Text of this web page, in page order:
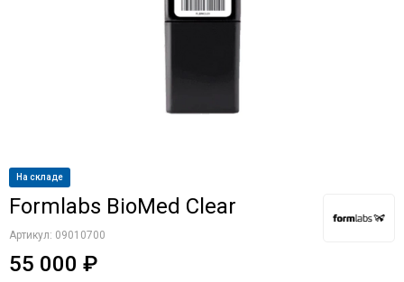
Фотополимеры для юверирного дела
На складе
Formlabs BioMed Clear
Артикул: 09010700
55 000 ₽